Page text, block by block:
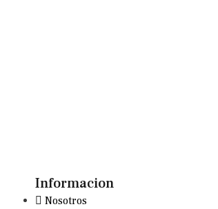
Informacion
Nosotros